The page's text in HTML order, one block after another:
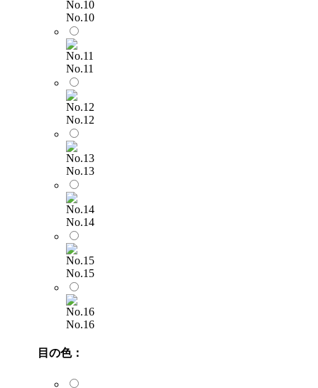
No.10
No.11
No.12
No.13
No.14
No.15
No.16
目の色：